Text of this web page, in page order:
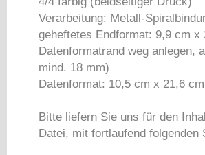
Verarbeitung: Metall-
geheftetes Endformat: 9,9 cm
Datenformatrand weg anlegen,
mind. 18 mm)
Datenformat: 10,5 cm x 21,6 cm
Bitte liefern Sie uns für den
Datei, mit fortlaufend folgenden